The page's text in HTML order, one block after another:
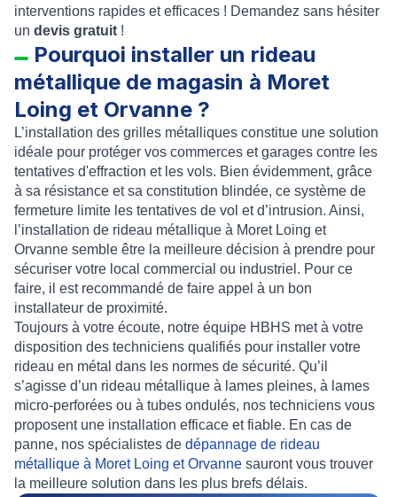
interventions rapides et efficaces ! Demandez sans hésiter
un devis gratuit !
Pourquoi installer un rideau
métallique de magasin à Moret
Loing et Orvanne ?
L’installation des grilles métalliques constitue une solution
idéale pour protéger vos commerces et garages contre les
tentatives d'effraction et les vols. Bien évidemment, grâce
à sa résistance et sa constitution blindée, ce système de
fermeture limite les tentatives de vol et d’intrusion. Ainsi,
l’installation de rideau métallique à Moret Loing et
Orvanne semble être la meilleure décision à prendre pour
sécuriser votre local commercial ou industriel. Pour ce
faire, il est recommandé de faire appel à un bon
installateur de proximité.
Toujours à votre écoute, notre équipe HBHS met à votre
disposition des techniciens qualifiés pour installer votre
rideau en métal dans les normes de sécurité. Qu’il
s’agisse d’un rideau métallique à lames pleines, à lames
micro-perforées ou à tubes ondulés, nos techniciens vous
proposent une installation efficace et fiable. En cas de
panne, nos spécialistes de dépannage de rideau
métallique à Moret Loing et Orvanne sauront vous trouver
la meilleure solution dans les plus brefs délais.